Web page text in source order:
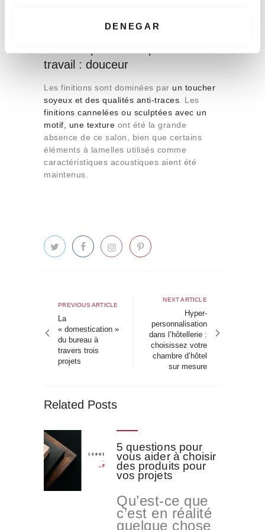
i
DENEGAR
travail : douceur
Les finitions sont dominées par un toucher
soyeux et des qualités anti-traces. Les
finitions cannelées ou sculptées avec un
motif, une texture ont été la grande
absence de ce salon, bien que certains
éléments à lamelles utilisés comme
caractéristiques acoustiques aient été
maintenus.
l’article
Previous
article
PREVIOUS ARTICLE
La
« domestication »
du bureau à
travers trois
projets
Next
NEXT ARTICLE
Hyper-
personnalisation
dans l’hôtellerie :
choisissez votre
chambre d’hôtel
sur mesure
Related Posts
5 questions pour
vous aider à choisir
des produits pour
vos projets
Qu’est-ce que
c’est en réalité
quelque chose